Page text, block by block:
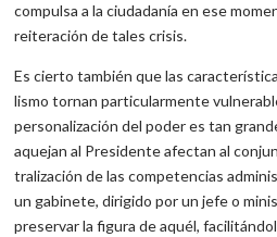
com­pulsa a la ciudadanía en ese
reiteración de tales crisis.
Es cierto también que las
lismo tornan particularmente
personalización del poder es tan
aquejan al Presidente afectan al
tralización de las competencias
un gabinete, dirigido por un jefe o
preservar la figura de aquél,